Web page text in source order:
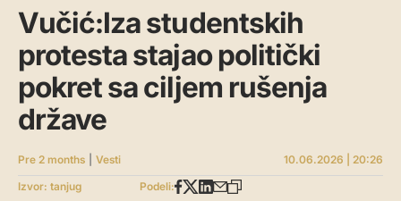
Vučić:Iza studentskih
protesta stajao politički
pokret sa ciljem rušenja
države
Pre 2 months Vesti
10.06.2026 | 20:26
Izvor: tanjug
Podeli: